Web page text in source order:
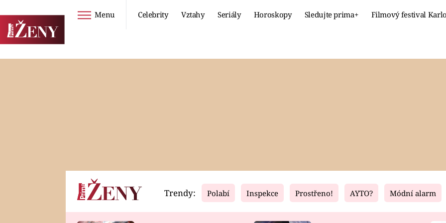
Menu Celebrity Vztahy Seriály Horoskopy Sledujte prima+ Filmový festival
Horoskopy Video Fresh Living
Trendy: Polabí Inspekce Prostřeno! AYTO? Módní alarm